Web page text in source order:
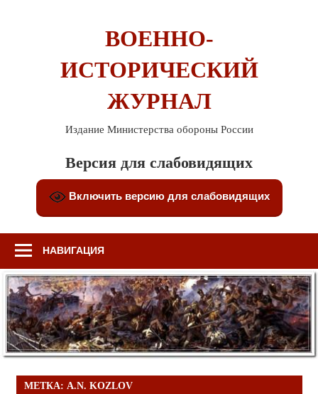
ВОЕННО-
ИСТОРИЧЕСКИЙ
ЖУРНАЛ
Издание Министерства обороны России
Версия для слабовидящих
Включить версию для слабовидящих
НАВИГАЦИЯ
МЕТКА: A.N. KOZLOV